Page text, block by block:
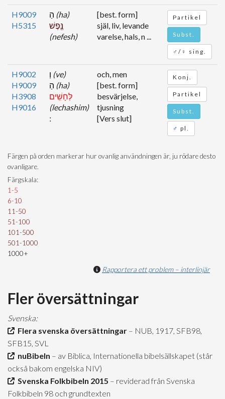
H9009
H5315
(ha)
נֶּ֖פֶשׁ
(nefesh)
[best. form]
själ, liv, levande
varelse, hals, n ...
Partikel
Subst.
♂/♀ sing.
H9002
H9009
H3908
H9016
(ve)
(ha)
לְּחָשִֽׁים
(lechashim)
och, men
[best. form]
besvärjelse,
tjusning
[Vers slut]
Konj.
Partikel
Subst.
♂ pl.
Färgen på orden markerar hur ovanlig användningen är, ju rödare desto
ovanligare.
Färgskala:
1-5
6-10
11-50
51-100
101-500
501-1000
1000+
Rapportera ett problem – interlinjär
Fler översättningar
Svenska:
Flera svenska översättningar – NUB, 1917, SFB98,
SFB15, SVL
nuBibeln – av Biblica, Internationella bibelsällskapet (står
också bakom engelska NIV)
Svenska Folkbibeln 2015 – reviderad från Svenska
Folkbibeln 98 och grundtexten